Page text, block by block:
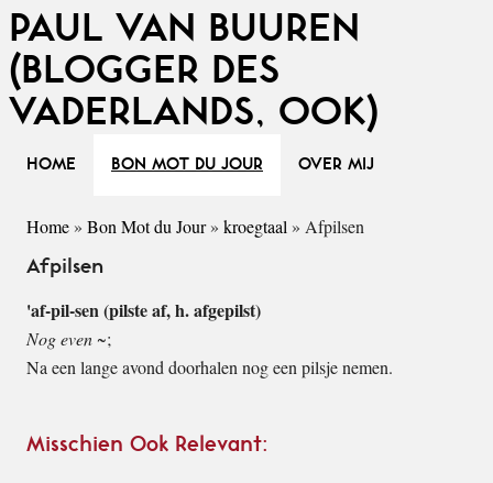
PAUL VAN BUUREN
(BLOGGER DES
VADERLANDS, OOK)
HOME BON MOT DU JOUR OVER MIJ
Home » Bon Mot du Jour» kroegtaal » Afpilsen
Afpilsen
'af-pil-sen (pilste af, h. afgepilst)
Nog even ~;
Na een lange avond doorhalen nog een pilsje nemen.
Misschien Ook Relevant: